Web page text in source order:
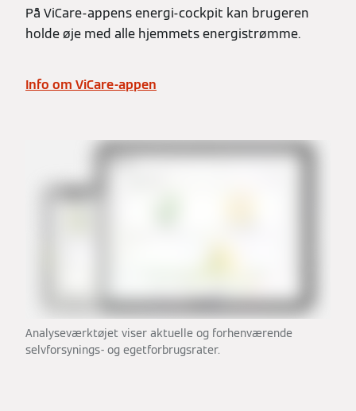
På ViCare-appens energi-cockpit kan brugeren
holde øje med alle hjemmets energistrømme.
Info om ViCare-appen
Analyseværktøjet viser aktuelle og forhenværende
selvforsynings- og egetforbrugsrater.